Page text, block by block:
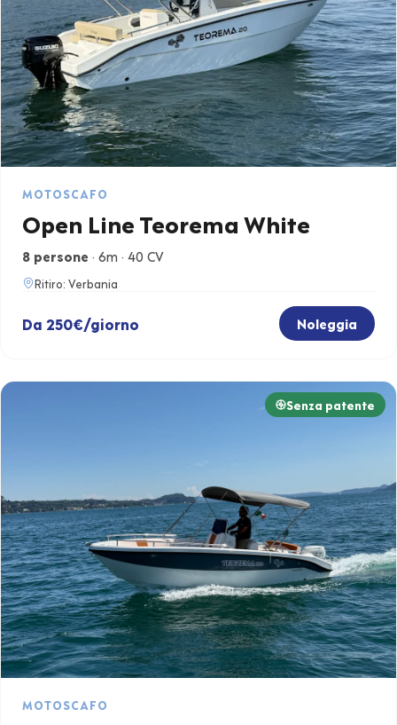
MOTOSCAFO
Open Line Teorema White
8 persone · 6m · 40 CV
Ritiro: Verbania
Da 250€/giorno Noleggia
Senza patente
MOTOSCAFO